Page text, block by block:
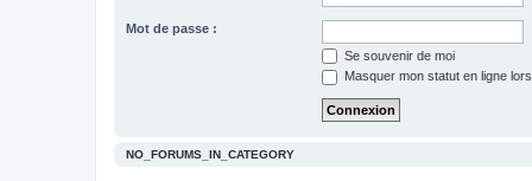
Mot de passe :
Se souvenir de moi
Masquer mon statut en ligne
NO_FORUMS_IN_CATEGORY